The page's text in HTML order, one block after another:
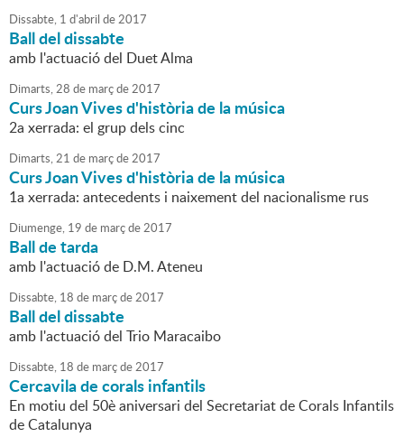
Dissabte, 1 d'abril de2017
Ball del dissabte
amb l'actuació del Duet Alma
Dimarts,28 de marçde2017
Curs Joan Vives d'història de la música
2a xerrada: el grup dels cinc
Dimarts,21 de marçde2017
Curs Joan Vives d'història de la música
1a xerrada: antecedents i naixement del nacionalisme rus
Diumenge, 19 de marçde2017
Ball de tarda
amb l'actuació de D.M. Ateneu
Dissabte, 18 de marçde2017
Ball del dissabte
amb l'actuació del Trio Maracaibo
Dissabte, 18 de marçde2017
Cercavila de corals infantils
En motiu del 50è aniversari del Secretariat de Corals Infantils
de Catalunya